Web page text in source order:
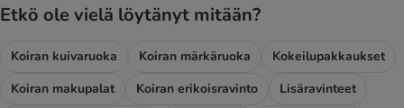
Etkö ole vielä löytänyt mitään?
Koiran kuivaruoka Koiran märkäruoka
Kokeilupakkaukset
Koiran makupalat
Koiran erikoisravinto
Lisäravinteet